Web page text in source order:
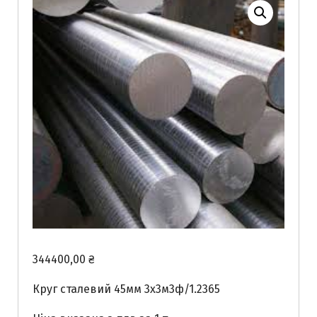
344400,00 ₴
Круг сталевий 45мм 3х3м3ф/1.2365